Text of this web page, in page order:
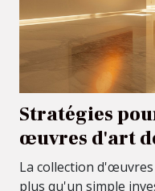
Stratégies
œuvres d'art
La collection
plus qu'un simple